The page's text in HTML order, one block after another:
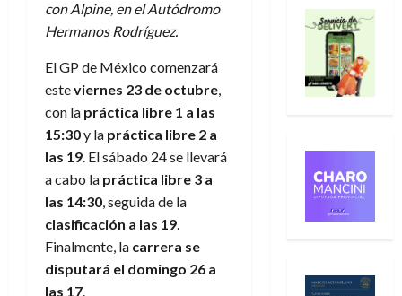
con Alpine, en el Autódromo
Hermanos Rodríguez.
El GP de México comenzará
esteviernes 23 de octubre,
con la práctica libre 1 a las
15:30y la práctica libre 2 a
las 19. El sábado 24 se llevará
a cabo la práctica libre 3 a
las 14:30, seguida de la
clasificación a las 19.
Finalmente, la carrera se
disputará el domingo 26 a
las 17.